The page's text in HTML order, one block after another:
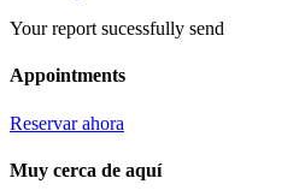
Your report sucessfully send
Appointments
Reservar ahora
Muy cerca de aquí